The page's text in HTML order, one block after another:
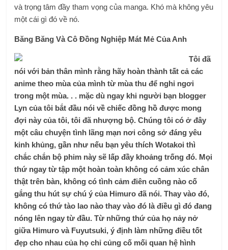
và trọng tâm đầy tham vọng của manga. Khó mà không yêu
một cái gì đó về nó.
Băng Băng Và Cô Đồng Nghiệp Mát Mẻ Của Anh
Tôi đã
nói với bản thân mình rằng hãy hoàn thành tất cả các
anime theo mùa của mình từ mùa thu để nghỉ ngơi
trong một mùa. . . mặc dù ngay khi người bạn blogger
Lyn của tôi bắt đầu nói về chiếc đồng hồ được mong
đợi này của tôi, tôi đã nhượng bộ. Chúng tôi có ở đây
một câu chuyện tình lãng mạn nơi công sở đáng yêu
kinh khủng, gần như nếu bạn yêu thích Wotakoi thì
chắc chắn bộ phim này sẽ lấp đầy khoảng trống đó. Mọi
thứ ngay từ tập một hoàn toàn không có cảm xúc chân
thật trên bàn, không có tình cảm điên cuồng nào cố
gắng thu hút sự chú ý của Himuro đã nói. Thay vào đó,
không có thứ tào lao nào thay vào đó là điều gì đó đang
nóng lên ngay từ đầu. Từ những thứ của họ nảy nở
giữa Himuro và Fuyutsuki, ý định làm những điều tốt
đẹp cho nhau của họ chỉ củng cố mối quan hệ hình